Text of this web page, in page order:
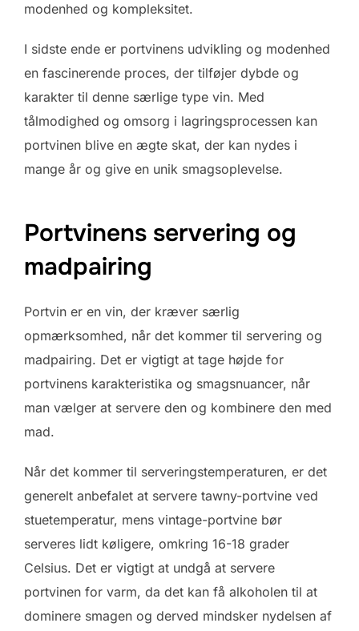
modenhed og kompleksitet.
I sidste ende er portvinens udvikling og modenhed
en fascinerende proces, der tilføjer dybde og
karakter til denne særlige type vin. Med
tålmodighed og omsorg i lagringsprocessen kan
portvinen blive en ægte skat, der kan nydes i
mange år og give en unik smagsoplevelse.
Portvinens servering og
madpairing
Portvin er en vin, der kræver særlig
opmærksomhed, når det kommer til servering og
madpairing. Det er vigtigt at tage højde for
portvinens karakteristika og smagsnuancer, når
man vælger at servere den og kombinere den med
mad.
Når det kommer til serveringstemperaturen, er det
generelt anbefalet at servere tawny-portvine ved
stuetemperatur, mens vintage-portvine bør
serveres lidt køligere, omkring 16-18 grader
Celsius. Det er vigtigt at undgå at servere
portvinen for varm, da det kan få alkoholen til at
dominere smagen og derved mindsker nydelsen af